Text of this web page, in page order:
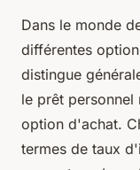
Dans le monde
différentes
distingue
le prêt
option d'achat.
termes de taux